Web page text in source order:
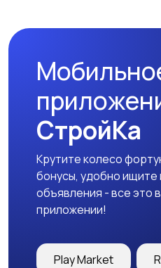
Другое
СтройКа
Крутите колесо
бонусы, удобно
объявления - все это
приложении!
Play Market